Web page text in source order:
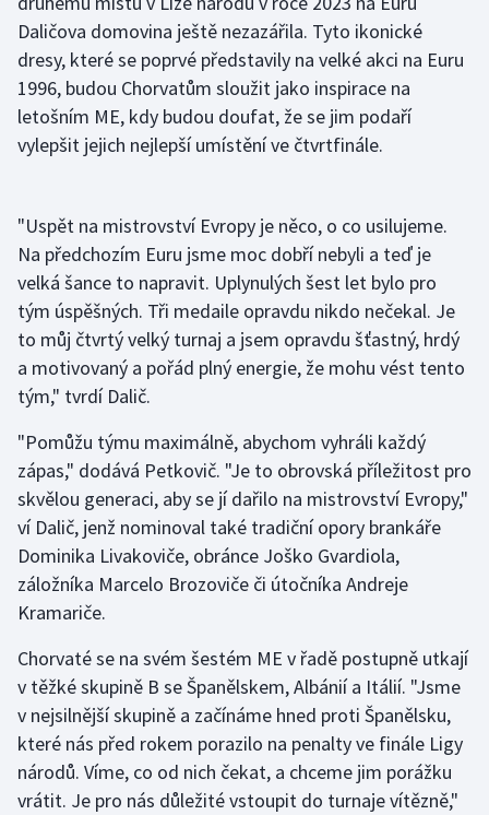
Daličova domovina ještě nezazářila. Tyto ikonické
dresy, které se poprvé představily na velké akci na Euru
1996, budou Chorvatům sloužit jako inspirace na
letošním ME, kdy budou doufat, že se jim podaří
vylepšit jejich nejlepší umístění ve čtvrtfinále.
"Uspět na mistrovství Evropy je něco, o co usilujeme.
Na předchozím Euru jsme moc dobří nebyli a teď je
velká šance to napravit. Uplynulých šest let bylo pro
tým úspěšných. Tři medaile opravdu nikdo nečekal. Je
to můj čtvrtý velký turnaj a jsem opravdu šťastný, hrdý
a motivovaný a pořád plný energie, že mohu vést tento
tým," tvrdí Dalič.
"Pomůžu týmu maximálně, abychom vyhráli každý
zápas," dodává Petkovič. "Je to obrovská příležitost pro
skvělou generaci, aby se jí dařilo na mistrovství Evropy,"
ví Dalič, jenž nominoval také tradiční opory brankáře
Dominika Livakoviče, obránce Joško Gvardiola,
záložníka Marcelo Brozoviče či útočníka Andreje
Kramariče.
Chorvaté se na svém šestém ME v řadě postupně utkají
v těžké skupině B se Španělskem, Albánií a Itálií. "Jsme
v nejsilnější skupině a začínáme hned proti Španělsku,
které nás před rokem porazilo na penalty ve finále Ligy
národů. Víme, co od nich čekat, a chceme jim porážku
vrátit. Je pro nás důležité vstoupit do turnaje vítězně,"